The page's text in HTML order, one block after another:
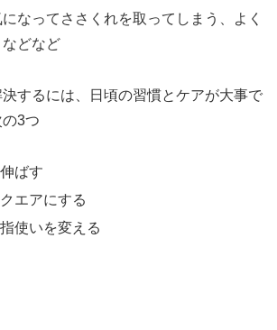
なってささくれを取ってしまう、よく
どなど
するには、日頃の習慣とケアが大事で
3つ
ばす
エアにする
使いを変える